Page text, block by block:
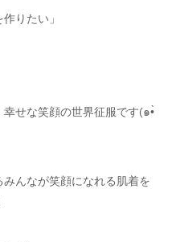
りたい」
せな笑顔の世界征服です(๑•̀
んなが笑顔になれる肌着を